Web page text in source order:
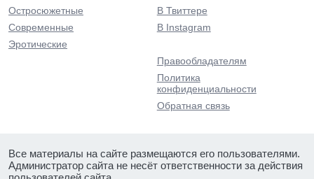
Остросюжетные
Современные
Эротические
В Твиттере
В Instagram
Правообладателям
Политика
конфиденциальности
Обратная связь
Все материалы на сайте размещаются его пользователями.
Администратор сайта не несёт ответственности за действия